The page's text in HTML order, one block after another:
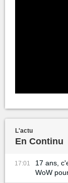
L'actu
En Continu
17:01
17 ans,
WoW